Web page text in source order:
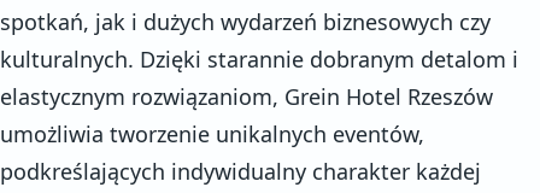
spotkań, jak i dużych wydarzeń biznesowych czy
kulturalnych. Dzięki starannie dobranym detalom i
elastycznym rozwiązaniom, Grein Hotel Rzeszów
umożliwia tworzenie unikalnych eventów,
podkreślających indywidualny charakter każdej